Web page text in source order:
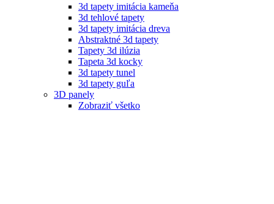
3d tapety imitácia kameňa
3d tehlové tapety
3d tapety imitácia dreva
Abstraktné 3d tapety
Tapety 3d ilúzia
Tapeta 3d kocky
3d tapety tunel
3d tapety guľa
3D panely
Zobraziť všetko